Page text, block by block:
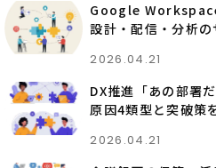
Google Workspace
設計・配信・分析
2026.04.21
DX推進「あの部署
原因4類型と突破策
2026.04.21